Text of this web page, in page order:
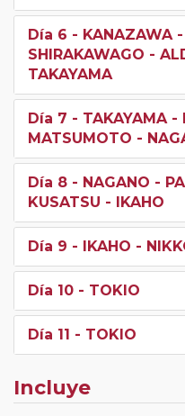
Día 6 - KANAZAWA
SHIRAKAWAGO -
TAKAYAMA
Día 7 - TAKAYAMA -
MATSUMOTO -
Día 8 - NAGANO -
KUSATSU - IKAHO
Día 9 - IKAHO -
Día 10 - TOKIO
Día 11 - TOKIO
Incluye